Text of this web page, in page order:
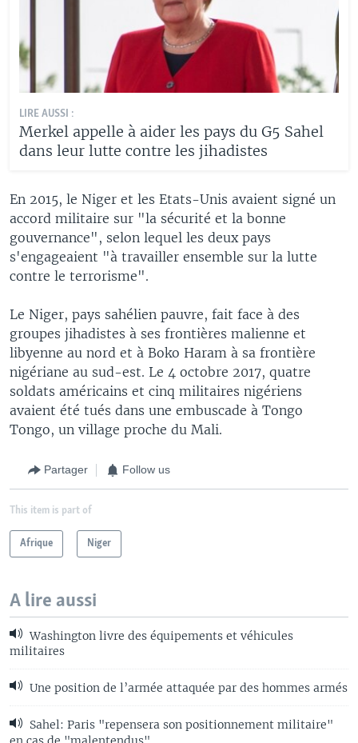
LIRE AUSSI :
Merkel appelle à aider les pays du G5 Sahel
dans leur lutte contre les jihadistes
En 2015, le Niger et les Etats-Unis avaient signé un
accord militaire sur "la sécurité et la bonne
gouvernance", selon lequel les deux pays
s'engageaient "à travailler ensemble sur la lutte
contre le terrorisme".
Le Niger, pays sahélien pauvre, fait face à des
groupes jihadistes à ses frontières malienne et
libyenne au nord et à Boko Haram à sa frontière
nigériane au sud-est. Le 4 octobre 2017, quatre
soldats américains et cinq militaires nigériens
avaient été tués dans une embuscade à Tongo
Tongo, un village proche du Mali.
Partager Follow us
This item is part of
Afrique Niger
A lire aussi
Washington livre des équipements et véhicules
militaires
Une position de l’armée attaquée par des hommes armés
Sahel: Paris "repensera son positionnement militaire"